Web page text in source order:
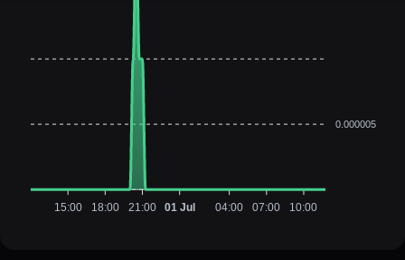
0.000005
15:00 18:00 21:00 01 Jul 04:00 07:00 10:00